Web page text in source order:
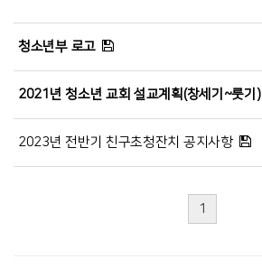
청소년부 로고
2021년 청소년 교회 설교계획(창세기~룻기)
2023년 전반기 친구초청잔치 공지사항
1